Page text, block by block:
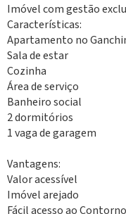
Imóvel com gestão
Características:
Apartamento no
Sala de estar
Cozinha
Área de serviço
Banheiro social
2 dormitórios
1 vaga de garagem
Vantagens:
Valor acessível
Imóvel arejado
Fácil acesso ao